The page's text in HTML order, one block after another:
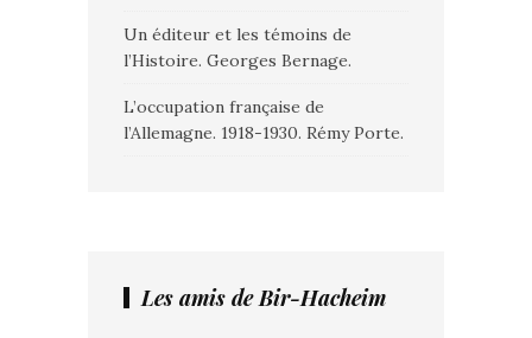
Un éditeur et les témoins de
l’Histoire. Georges Bernage.
L’occupation française de
l’Allemagne. 1918-1930. Rémy Porte.
Les amis de Bir-Hacheim